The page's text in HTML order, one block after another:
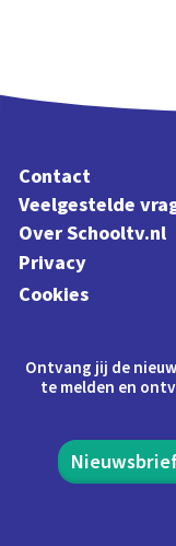
Contact
Veelgestelde
Over Schooltv.nl
Privacy
Cookies
Ontvang jij de
te melden en